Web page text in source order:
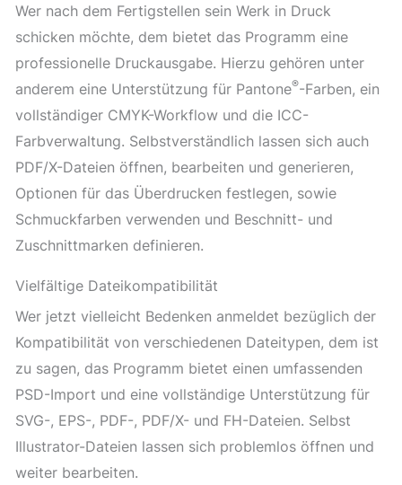
Wer nach dem Fertigstellen sein Werk in Druck
schicken möchte, dem bietet das Programm eine
professionelle Druckausgabe. Hierzu gehören unter
anderem eine Unterstützung für Pantone®-Farben, ein
vollständiger CMYK-Workflow und die ICC-
Farbverwaltung. Selbstverständlich lassen sich auch
PDF/X-Dateien öffnen, bearbeiten und generieren,
Optionen für das Überdrucken festlegen, sowie
Schmuckfarben verwenden und Beschnitt- und
Zuschnittmarken definieren.
Vielfältige Dateikompatibilität
Wer jetzt vielleicht Bedenken anmeldet bezüglich der
Kompatibilität von verschiedenen Dateitypen, dem ist
zu sagen, das Programm bietet einen umfassenden
PSD-Import und eine vollständige Unterstützung für
SVG-, EPS-, PDF-, PDF/X- und FH-Dateien. Selbst
Illustrator-Dateien lassen sich problemlos öffnen und
weiter bearbeiten.